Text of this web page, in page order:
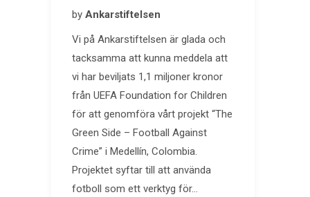
by Ankarstiftelsen
Vi på Ankarstiftelsen är glada och
tacksamma att kunna meddela att
vi har beviljats 1,1 miljoner kronor
från UEFA Foundation for Children
för att genomföra vårt projekt “The
Green Side – Football Against
Crime” i Medellín, Colombia.
Projektet syftar till att använda
fotboll som ett verktyg för…